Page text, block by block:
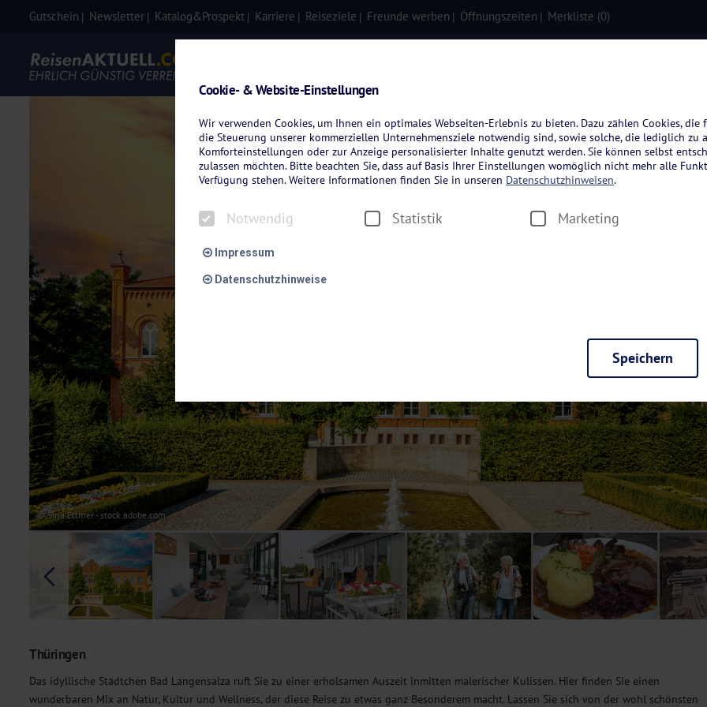
Gutschein Newsletter Katalog&Prospekt Karriere Reiseziele Freunde werben Öffnungszeiten Merkliste (0)
© Sina Ettmer - stock.adobe.com
Thüringen
Das idyllische Städtchen Bad Langensalza ruft Sie zu einer erholsamen Auszeit inmitten malerischer Kulissen. Hier finden Sie einen
wunderbaren Mix an Natur, Kultur und Wellness, der diese Reise zu etwas ganz Besonderem macht. Lassen Sie sich von der wohl schönsten
Cookie- & Website-Einstellungen
Wir verwenden Cookies, um Ihnen ein optimales Webseiten-Erlebnis zu bieten. Dazu zählen Cookies,
die Steuerung unserer kommerziellen Unternehmensziele notwendig sind, sowie solche, die lediglich zu
Komforteinstellungen oder zur Anzeige personalisierter Inhalte genutzt werden. Sie können selbst
zulassen möchten. Bitte beachten Sie, dass auf Basis Ihrer Einstellungen womöglich nicht mehr alle
Verfügung stehen. Weitere Informationen finden Sie in unseren Datenschutzhinweisen.
Notwendig Statistik Marketing
Impressum
Datenschutzhinweise
Diese Cookies sind für den Betrieb der Seite unbedingt notwendig und ermöglichen beispielsweise
möchten, um Ihnen unsere Dienste bei einem erneuten Besuch unserer Seite schneller zur Verfügung zu
Statistik
Um unser Angebot und unsere Webseite weiter zu verbessern, erfassen wir anonymisierte Daten für
dieser Cookies können wir beispielsweise die Besucherzahlen und den Effekt bestimmter Seiten unseres
unsere Inhalte optimieren. Wir nutzen hierfür Dienste von Google und Facebook. Durch diese Dienste
Übermittlung, der auf unsere Website erfassten Daten, kommen. Weitere Hinweise zu der Verarbeitung
Datenschutzhinweisen. Sie können Ihre Einwilligung jederzeit in den Cookie-Einstellungenwiderrufen.
Marketing
Diese Cookies werden genutzt, um Ihnen personalisierte Inhalte, passend zu Ihren Interessen anzuzeigen.
Speichern